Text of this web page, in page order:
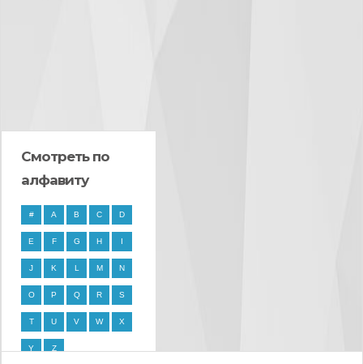
Смотреть по
алфавиту
# A B C D
E F G H I
J K L M N
O P Q R S
T U V W X
Y Z